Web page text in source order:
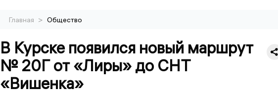
Главная > Общество
В Курске появился новый маршрут
№ 20Г от «Лиры» до СНТ
«Вишенка»